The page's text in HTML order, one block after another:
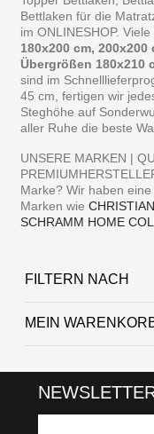
Bettlaken für die
im ONLINESHOP.
180x200 cm,
Übergrößen 180x210
sind im
45 cm, fertigen wir
Steghöhe auf
aller Ruhe die beste
UNSERE MARKEN |
Marke? Wir haben
Marken wie
SCHRAMM HOME
FILTERN NACH
MEIN